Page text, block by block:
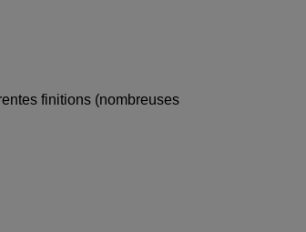
finitions (nombreuses